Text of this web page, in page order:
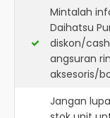
Mintalah
Daihatsu
diskon/
angsuran
aksesoris/
Jangan